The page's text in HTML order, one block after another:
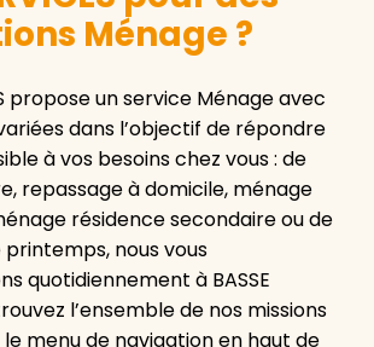
Ménage ?
propose un service Ménage avec
dans l’objectif de répondre
à vos besoins chez vous : de
repassage à domicile, ménage
résidence secondaire ou de
nous vous
quotidiennement à BASSE
l’ensemble de nos missions
menu de navigation en haut de